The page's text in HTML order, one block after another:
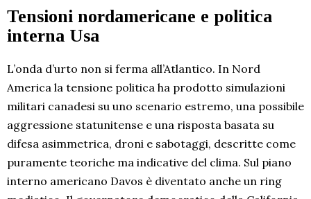
Tensioni nordamericane e politica
interna Usa
L’onda d’urto non si ferma all’Atlantico. In Nord
America la tensione politica ha prodotto simulazioni
militari canadesi su uno scenario estremo, una possibile
aggressione statunitense e una risposta basata su
difesa asimmetrica, droni e sabotaggi, descritte come
puramente teoriche ma indicative del clima. Sul piano
interno americano Davos è diventato anche un ring